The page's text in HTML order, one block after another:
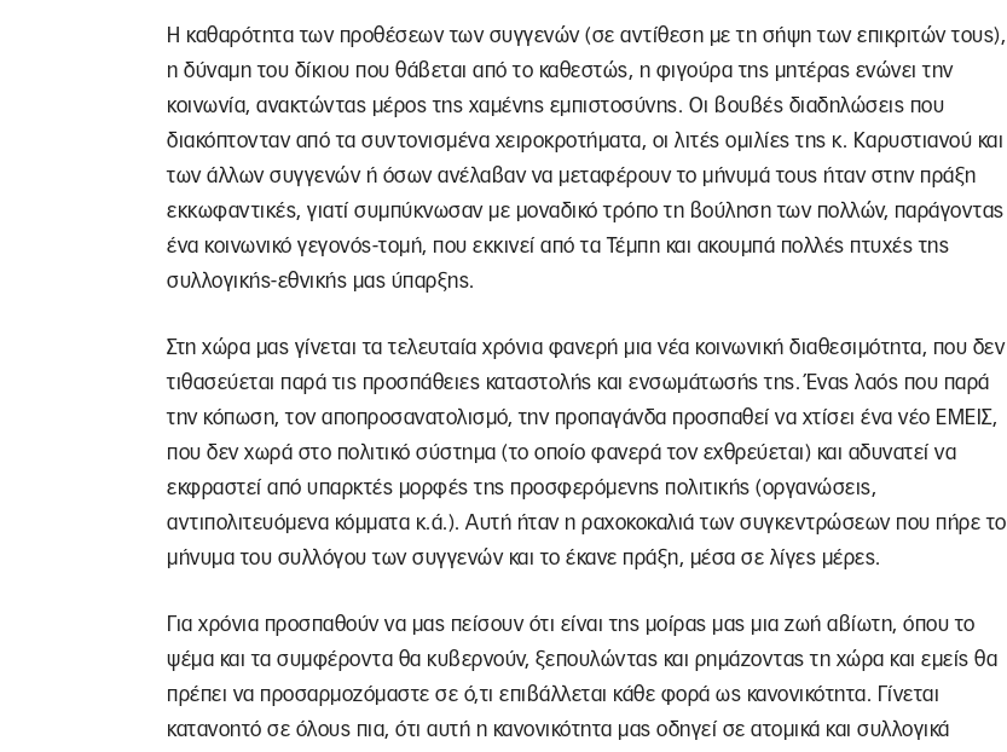
Η καθαρότητα των προθέσεων των συγγενών (σε αντίθεση με τη σήψη των επικριτών τους),
η δύναμη του δίκιου που θάβεται από το καθεστώς, η φιγούρα της μητέρας ενώνει την
κοινωνία, ανακτώντας μέρος της χαμένης εμπιστοσύνης. Οι βουβές διαδηλώσεις που
διακόπτονταν από τα συντονισμένα χειροκροτήματα, οι λιτές ομιλίες της κ. Καρυστιανού και
των άλλων συγγενών ή όσων ανέλαβαν να μεταφέρουν το μήνυμά τους ήταν στην πράξη
εκκωφαντικές, γιατί συμπύκνωσαν με μοναδικό τρόπο τη βούληση των πολλών, παράγοντας
ένα κοινωνικό γεγονός-τομή, που εκκινεί από τα Τέμπη και ακουμπά πολλές πτυχές της
συλλογικής-εθνικής μας ύπαρξης.
Στη χώρα μας γίνεται τα τελευταία χρόνια φανερή μια νέα κοινωνική διαθεσιμότητα, που δεν
τιθασεύεται παρά τις προσπάθειες καταστολής και ενσωμάτωσής της. Ένας λαός που παρά
την κόπωση, τον αποπροσανατολισμό, την προπαγάνδα προσπαθεί να χτίσει ένα νέο ΕΜΕΙΣ,
που δεν χωρά στο πολιτικό σύστημα (το οποίο φανερά τον εχθρεύεται) και αδυνατεί να
εκφραστεί από υπαρκτές μορφές της προσφερόμενης πολιτικής (οργανώσεις,
αντιπολιτευόμενα κόμματα κ.ά.). Αυτή ήταν η ραχοκοκαλιά των συγκεντρώσεων που πήρε το
μήνυμα του συλλόγου των συγγενών και το έκανε πράξη, μέσα σε λίγες μέρες.
Για χρόνια προσπαθούν να μας πείσουν ότι είναι της μοίρας μας μια ζωή αβίωτη, όπου το
ψέμα και τα συμφέροντα θα κυβερνούν, ξεπουλώντας και ρημάζοντας τη χώρα και εμείς θα
πρέπει να προσαρμοζόμαστε σε ό,τι επιβάλλεται κάθε φορά ως κανονικότητα. Γίνεται
κατανοητό σε όλους πια, ότι αυτή η κανονικότητα μας οδηγεί σε ατομικά και συλλογικά